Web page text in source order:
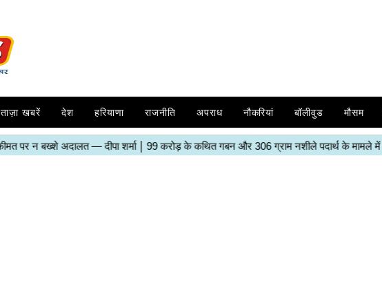
ताज़ा खबरें देश हरियाणा राजनीति अपराध नौकरियां बॉलीवुड मौसम